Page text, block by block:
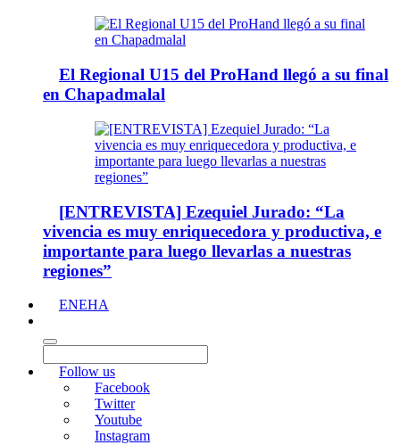
El Regional U15 del ProHand llegó a su final
en Chapadmalal
[ENTREVISTA] Ezequiel Jurado: “La
vivencia es muy enriquecedora y productiva, e
importante para luego llevarlas a nuestras
regiones”
ENEHA
Follow us
Facebook
Twitter
Youtube
Instagram